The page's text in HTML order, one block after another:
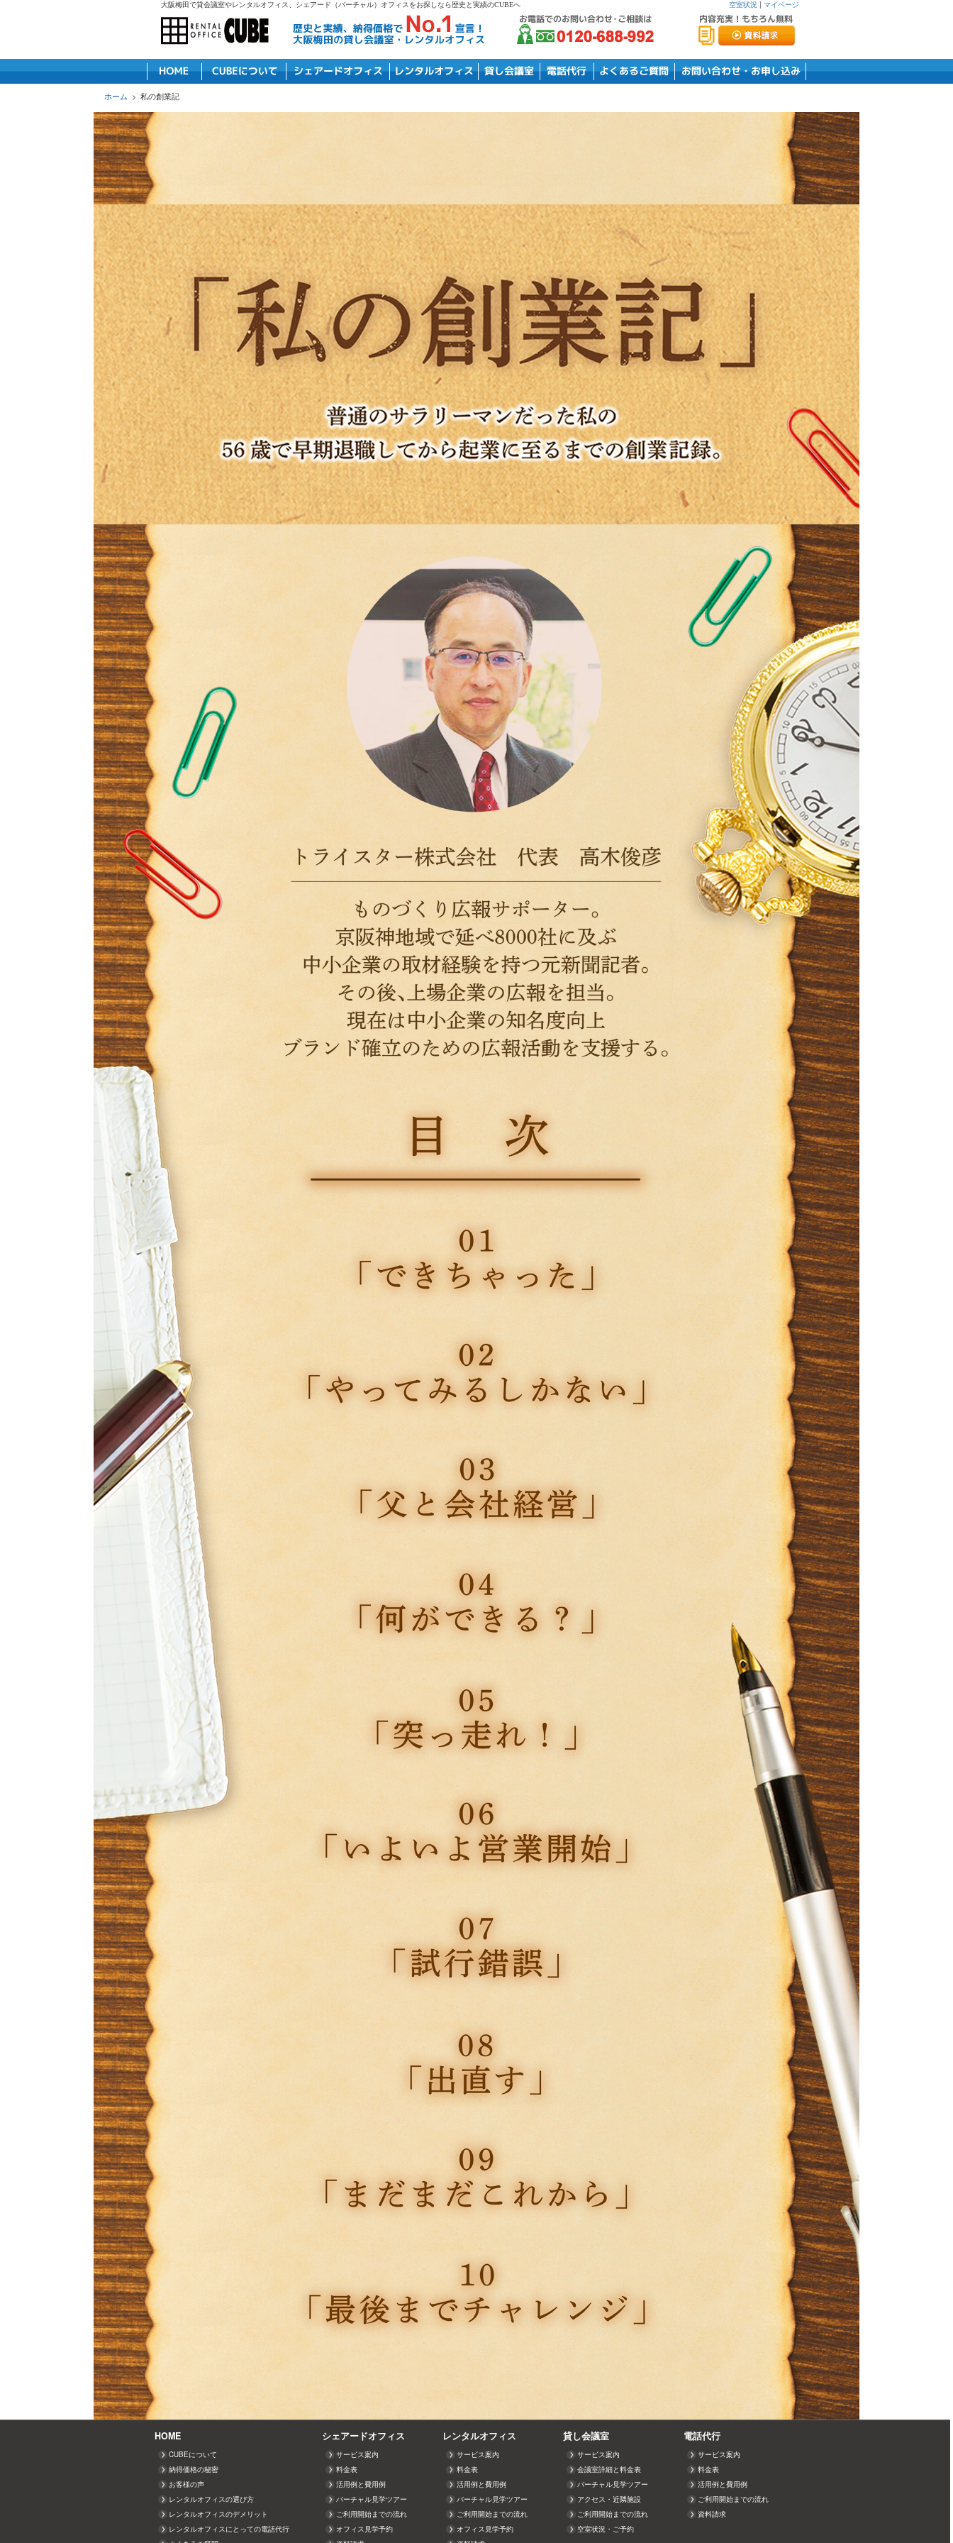
大阪梅田で貸会議室やレンタルオフィス、シェアード（バーチャル）オフィスをお探しなら歴史と実績のCUBEへ 空室状況 | マイページ
ホーム > 私の創業記
HOME
CUBEについて
納得価格の秘密
お客様の声
レンタルオフィスの選び方
レンタルオフィスのデメリット
レンタルオフィスにとっての電話代行
シェアードオフィス
サービス案内
料金表
活用例と費用例
バーチャル見学ツアー
ご利用開始までの流れ
オフィス見学予約
レンタルオフィス
サービス案内
料金表
活用例と費用例
バーチャル見学ツアー
ご利用開始までの流れ
オフィス見学予約
貸し会議室
サービス案内
会議室詳細と料金表
バーチャル見学ツアー
アクセス・近隣施設
ご利用開始までの流れ
空室状況・ご予約
電話代行
サービス案内
料金表
活用例と費用例
ご利用開始までの流れ
資料請求